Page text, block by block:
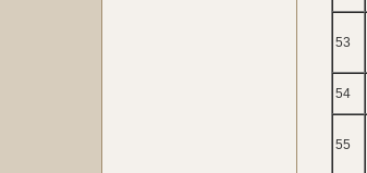
53
54
55